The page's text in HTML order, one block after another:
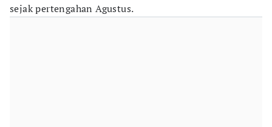
sejak pertengahan Agustus.